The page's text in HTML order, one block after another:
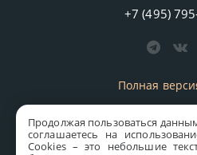
Продолжая пользоваться
соглашаетесь на
Сookies – это небольшие
+7 (495)
Полная
старая версия